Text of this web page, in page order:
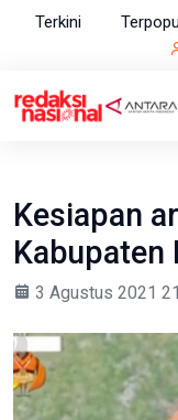
Terkini
Kesiapan
Kabupaten
3 Agustus 2021